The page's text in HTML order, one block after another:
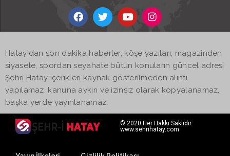
36 12
14
Kayserispor 36 11 12 13
45
BB Bodrumspor 17
Sivasspor
Hatayspor 36
19
Adana Demirspor
Hatay'dan son dakika haberler, köşe yazıları, magazinden
siyasete, spordan seyahate bütün konuların güncel adresi
Şehri Hatay içerikleri kaynak gösterilmeden alıntı
yapılamaz, kanuna aykırı ve izinsiz olarak kopyalanamaz,
başka yerde yayınlanamaz.
© 2020 Her Hakkı Saklıdır.
www.sehrihatay.com